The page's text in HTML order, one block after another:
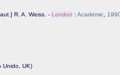
R. A. Weiss. - London : Academic
Unido, UK)